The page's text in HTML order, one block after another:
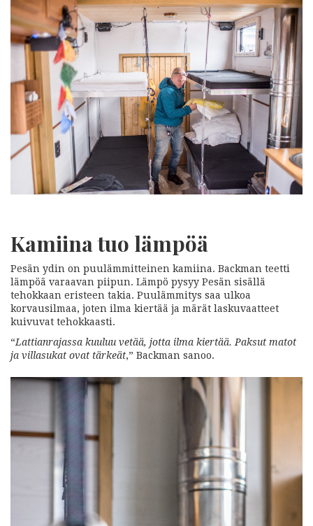
Kamiina tuo lämpöä
Pesän ydin on puulämmitteinen kamiina. Backman teetti
lämpöä varaavan piipun. Lämpö pysyy Pesän sisällä
tehokkaan eristeen takia. Puulämmitys saa ulkoa
korvausilmaa, joten ilma kiertää ja märät laskuvaatteet
kuivuvat tehokkaasti.
“Lattianrajassa kuuluu vetää, jotta ilma kiertää. Paksut matot
ja villasukat ovat tärkeät,” Backman sanoo.